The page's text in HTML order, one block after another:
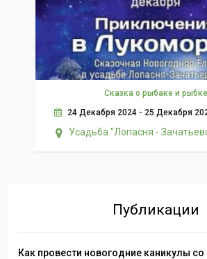
Сказка о рыбаке и рыбке
24 Декабря 2024 - 25 Декабря
Усадьба "Лопасня -
Публикации
Как провести новогодние каникулы